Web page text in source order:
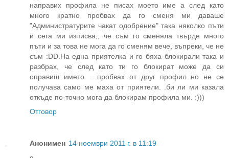
направих профила не писах моето име а след като
много кратно пробвах да го сменя ми даваше
"Администратурите чакат одобрение" така няколко пъти
и сега ми изписва,, че съм го сменяла твърде много
пъти и за това не мога да го сменям вече, въпреки, че не
съм :DD.На една приятелка и го бяха блокирали така и
разбрах, че след като ти го блокират може да си
оправиш името. . пробвах от друг профил но не се
получава само ме маха от приятели. .би ли ми казала
откъде по-точно мога да блокирам профила ми. :)))
Отговор
Анонимен 14 ноември 2011 г. в 11:19